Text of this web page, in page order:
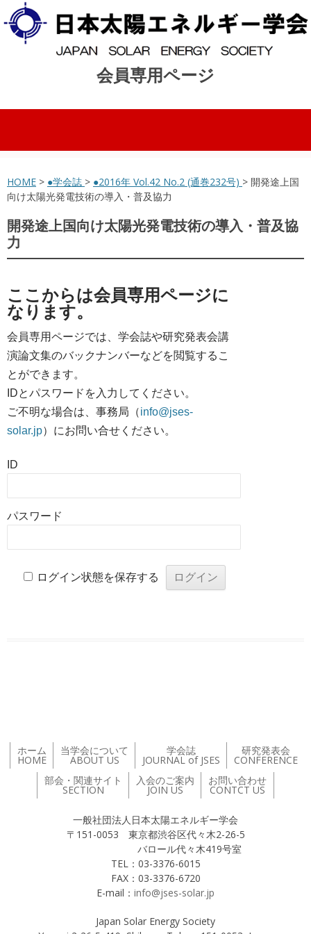
会員専用ページ
コンテンツへスキップ
HOME > ●学会誌 > ●2016年 Vol.42 No.2 (通巻232号) > 開発途上国
向け太陽光発電技術の導入・普及協力
開発途上国向け太陽光発電技術の導入・普及協
力
ここからは会員専用ページに
なります。
会員専用ページでは、学会誌や研究発表会講
演論文集のバックナンバーなどを閲覧するこ
とができます。
IDとパスワードを入力してください。
ご不明な場合は、事務局（info@jses-
solar.jp）にお問い合せください。
ID
パスワード
ログイン状態を保存する
ホーム
HOME
当学会について
ABOUT US
学会誌
JOURNAL of JSES
研究発表会
CONFERENCE
部会・関連サイト
SECTION
入会のご案内
JOIN US
お問い合わせ
CONTCT US
一般社団法人日本太陽エネルギー学会
〒151-0053 東京都渋谷区代々木2-26-5
バロール代々木419号室
TEL：03-3376-6015
FAX：03-3376-6720
E-mail： info@jses-solar.jp
Japan Solar Energy Society